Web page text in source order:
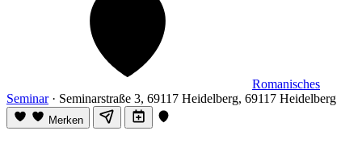
Romanisches
Seminar· Seminarstraße 3, 69117 Heidelberg, 69117 Heidelberg
Merken